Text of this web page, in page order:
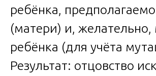
ребёнка,
(матери) и, желательно,
ребёнка (для учёта
Результат: отцовство